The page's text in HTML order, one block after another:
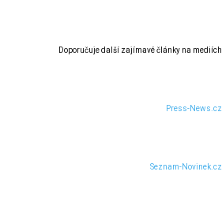
Doporučuje další zajímavé články na mediích
Press-News.cz
Seznam-Novinek.cz